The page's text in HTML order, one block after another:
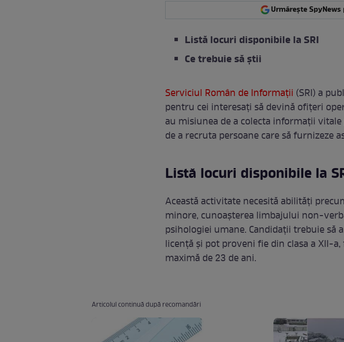
Urmărește SpyNews
Listă locuri disponibile la SRI
Ce trebuie să știi
Serviciul Român de Informații (SRI) a
pentru cei interesați să devină ofițeri
au misiunea de a colecta informații
de a recruta persoane care să furnizeze
Listă locuri disponibile la
Această activitate necesită abilități
minore, cunoașterea limbajului non-
psihologiei umane. Candidații trebuie să
licență și pot proveni fie din clasa a XII-
maximă de 23 de ani.
Articolul continuă după recomandări